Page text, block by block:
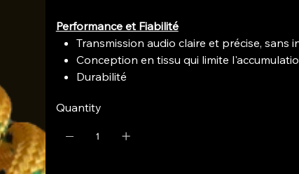
Performance et Fiabilité
Transmission audio claire et précise, sans
Conception en tissu qui limite
Durabilité
Quantity